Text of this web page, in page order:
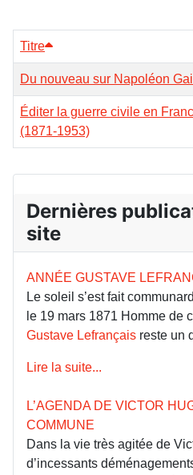
Titre
Du nouveau sur Napoléon
Éditer la guerre civile en
(1871-1953)
Dernières
site
ANNÉE GUSTAVE
Le soleil s’est fait
le 19 mars 1871 Homme de
Gustave Lefrançais reste un
Lire la suite...
L’AGENDA DE VICTOR
COMMUNE
Dans la vie très agitée de
d’incessants